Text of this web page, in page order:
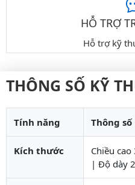
HỖ TRỢ
Hỗ trợ kỹ
THÔNG SỐ KỸ
Tính năng Thông số
Kích thước
Chiều
| Độ dày